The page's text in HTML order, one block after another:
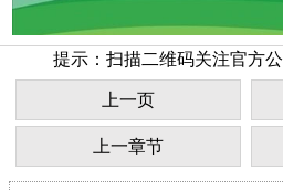
提示：扫描二维码关注官方
上一页
上一章节